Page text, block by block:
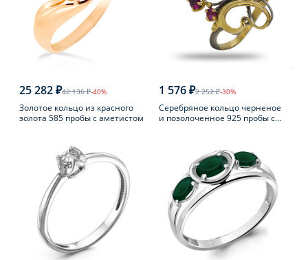
25 282 ₽42 136 ₽-40%
Золотое кольцо из красного
золота 585 пробы с аметистом
1 576 ₽2 252 ₽-30%
Серебряное кольцо черненое
и позолоченное 925 пробы с